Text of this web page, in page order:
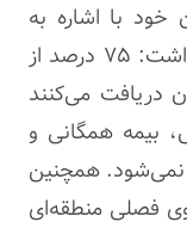
با اشاره به
وضعیت قبوض برق مشترکان اظهار داشت: ۷۵ درصد از
۵۰ هزار تومان دریافت می‌کنند
بیمه همگانی و
نمی‌شود. همچنین
فصلی منطقه‌ای